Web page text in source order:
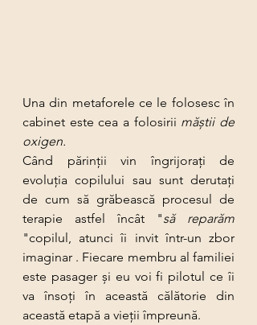
Una din metaforele ce le folosesc în
cabinet este cea a folosirii măştii de
oxigen.
Când părinții vin îngrijorați de
evoluția copilului sau sunt derutați
de cum să grăbească procesul de
terapie astfel încât "
"copilul, atunci îi invit într-un zbor
imaginar . Fiecare membru al familiei
este pasager şi eu voi fi pilotul ce îi
va însoți în această călătorie din
această etapă a vieții împreună.